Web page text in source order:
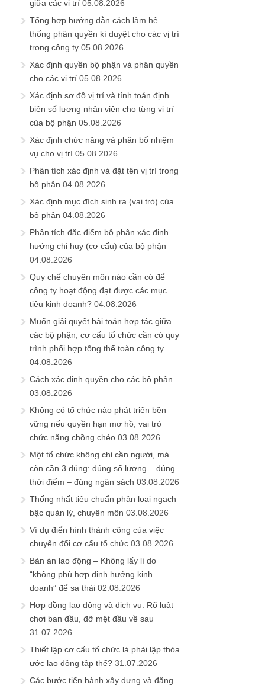
giữa các vị trí 05.08.2026
Tổng hợp hướng dẫn cách làm hệ
thống phân quyền kí duyệt cho các vị trí
trong công ty 05.08.2026
Xác định quyền bộ phận và phân quyền
cho các vị trí 05.08.2026
Xác định sơ đồ vị trí và tính toán định
biên số lượng nhân viên cho từng vị trí
của bộ phận 05.08.2026
Xác định chức năng và phân bổ nhiệm
vụ cho vị trí 05.08.2026
Phân tích xác định và đặt tên vị trí trong
bộ phận 04.08.2026
Xác định mục đích sinh ra (vai trò) của
bộ phận 04.08.2026
Phân tích đặc điểm bộ phận xác định
hướng chỉ huy (cơ cấu) của bộ phận
04.08.2026
Quy chế chuyên môn nào cần có để
công ty hoạt động đạt được các mục
tiêu kinh doanh? 04.08.2026
Muốn giải quyết bài toán hợp tác giữa
các bộ phận, cơ cấu tổ chức cần có quy
trình phối hợp tổng thể toàn công ty
04.08.2026
Cách xác định quyền cho các bộ phận
03.08.2026
Không có tổ chức nào phát triển bền
vững nếu quyền hạn mơ hồ, vai trò
chức năng chồng chéo 03.08.2026
Một tổ chức không chỉ cần người, mà
còn cần 3 đúng: đúng số lượng – đúng
thời điểm – đúng ngân sách 03.08.2026
Thống nhất tiêu chuẩn phân loại ngạch
bậc quản lý, chuyên môn 03.08.2026
Ví dụ điển hình thành công của việc
chuyển đổi cơ cấu tổ chức 03.08.2026
Bản án lao động – Không lấy lí do
“không phù hợp định hướng kinh
doanh” để sa thải 02.08.2026
Hợp đồng lao động và dịch vụ: Rõ luật
chơi ban đầu, đỡ mệt đầu về sau
31.07.2026
Thiết lập cơ cấu tổ chức là phải lập thỏa
ước lao động tập thể? 31.07.2026
Các bước tiến hành xây dựng và đăng